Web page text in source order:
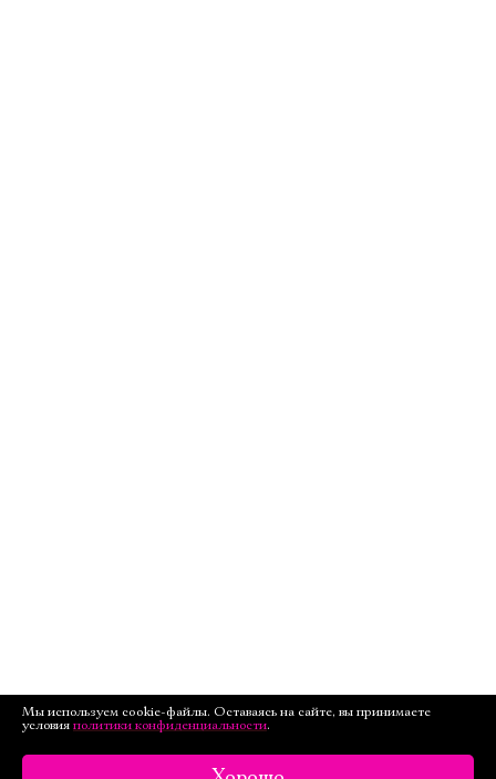
Мы используем cookie-файлы. Оставаясь на сайте, вы принимаете
условия политики конфиденциальности.